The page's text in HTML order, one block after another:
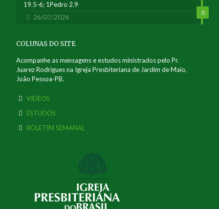
0
19.5-6; 1Pedro 2.9
26/07/2026
COLUNAS DO SITE
Acompanhe as mensagens e estudos ministrados pelo Pr.
Juarez Rodrigues na Igreja Presbiteriana de Jardim de Maio,
João Pessoa-PB.
VÍDEOS
ESTUDOS
BOLETIM SEMANAL